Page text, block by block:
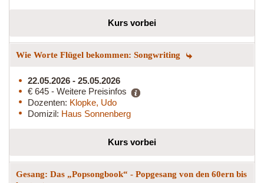
Kurs vorbei
Wie Worte Flügel bekommen: Songwriting
22.05.2026 - 25.05.2026
€ 645 - Weitere Preisinfos
Dozenten: Klopke, Udo
Domizil: Haus Sonnenberg
Kurs vorbei
Gesang: Das „Popsongbook“ - Popgesang von den 60ern bis